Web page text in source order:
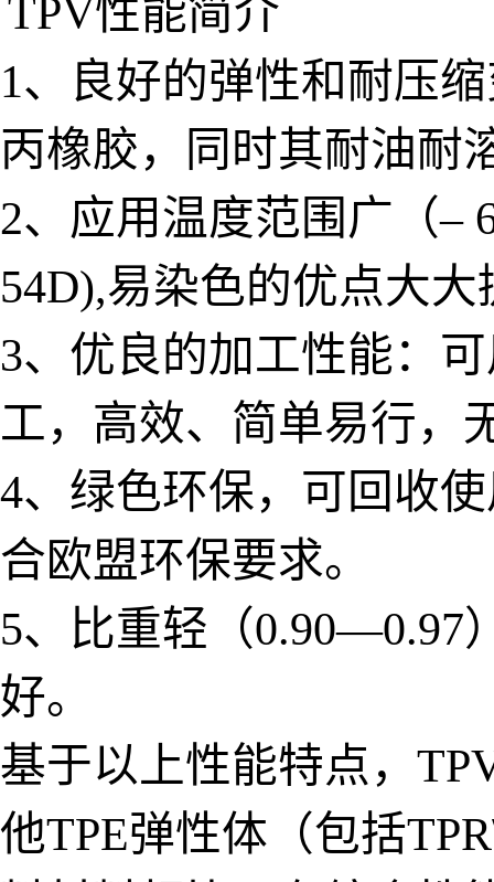
TPV性能简介
1、良好的弹性和耐压
丙橡胶，同时其耐油耐
2、应用温度范围广（
54D),易染色的优点大
3、优良的加工性能：
工，高效、简单易行，
4、绿色环保，可回收
合欧盟环保要求。
5、比重轻（0.90—0.97
好。
基于以上性能特点，
他TPE弹性体（包括